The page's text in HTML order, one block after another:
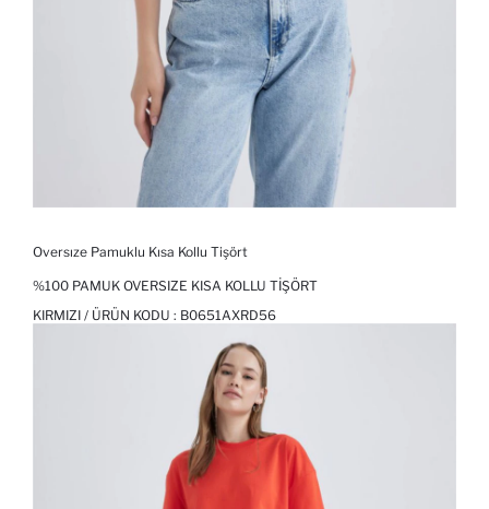
Oversıze Pamuklu Kısa Kollu Tişört
%100 PAMUK OVERSIZE KISA KOLLU TIŞÖRT
KIRMIZI / ÜRÜN KODU : B0651AXRD56